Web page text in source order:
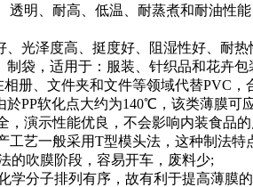
透明、耐高、低温、耐蒸煮和耐油性
、光泽度高、挺度好、阻湿性好、耐热
制袋，适用于：服装、针织品和花卉
册、文件夹和文件等领域代替PVC
於PP软化点大约为140℃，该类薄膜
，演示性能优良，不会影响内装食品
工艺一般采用T型模头法，这种制法特
的吹膜阶段，容易开车，废料少;
学分子排列有序，故有利于提高薄膜